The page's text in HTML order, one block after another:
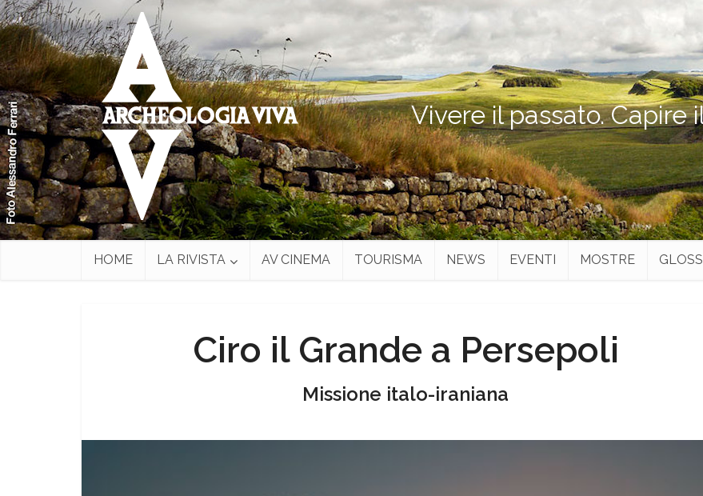
Vivere il passato. Capire
HOME LA RIVISTA AV CINEMA TOURISMA NEWS EVENTI MOSTRE
Ciro il Grande a Persepoli
Missione italo-iraniana